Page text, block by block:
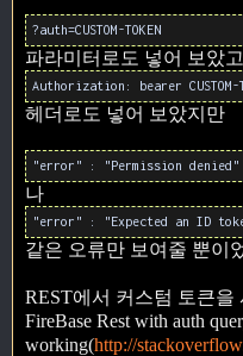
?auth=CUSTOM-TOKEN
파라미터로도 넣어 보았
Authorization: bearer CUSTOM-
헤더로도 넣어 보았지만
"error" : "Permission denied"
나
"error" : "Expected an ID
같은 오류만 보여줄 뿐이
REST에서 커스텀 토큰
FireBase Rest with auth
working(http://